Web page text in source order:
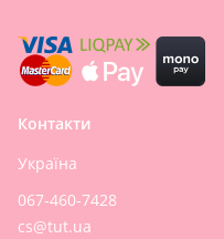
Контакти
Україна
067-460-7428
cs@tut.ua